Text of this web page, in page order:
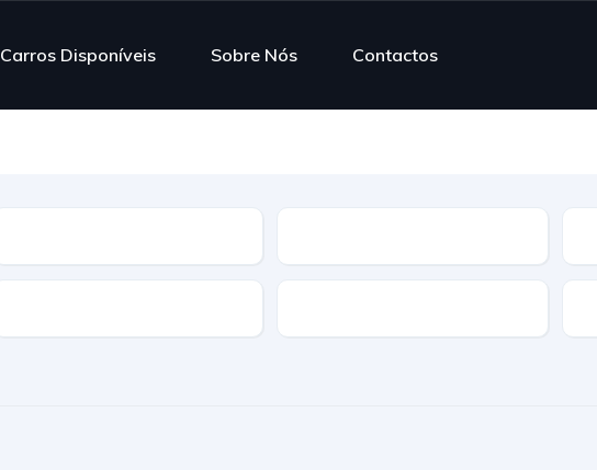
Carros Disponíveis Sobre Nós Contactos